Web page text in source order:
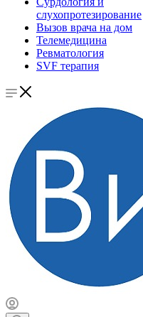
слухопротезирование
Вызов врача на дом
Телемедицина
Ревматология
SVF терапия